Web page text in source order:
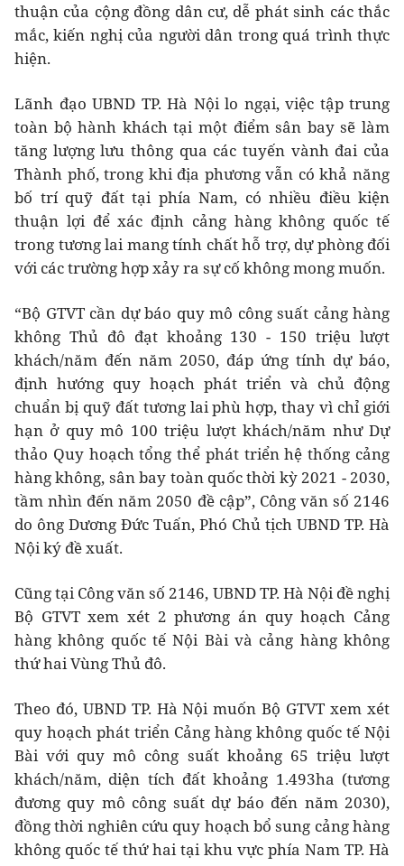
thuận của cộng đồng dân cư, dễ phát sinh các thắc
mắc, kiến nghị của người dân trong quá trình thực
hiện.
Lãnh đạo UBND TP. Hà Nội lo ngại, việc tập trung
toàn bộ hành khách tại một điểm sân bay sẽ làm
tăng lượng lưu thông qua các tuyến vành đai của
Thành phố, trong khi địa phương vẫn có khả năng
bố trí quỹ đất tại phía Nam, có nhiều điều kiện
thuận lợi để xác định cảng hàng không quốc tế
trong tương lai mang tính chất hỗ trợ, dự phòng đối
với các trường hợp xảy ra sự cố không mong muốn.
“Bộ GTVT cần dự báo quy mô công suất cảng hàng
không Thủ đô đạt khoảng 130 - 150 triệu lượt
khách/năm đến năm 2050, đáp ứng tính dự báo,
định hướng quy hoạch phát triển và chủ động
chuẩn bị quỹ đất tương lai phù hợp, thay vì chỉ giới
hạn ở quy mô 100 triệu lượt khách/năm như Dự
thảo Quy hoạch tổng thể phát triển hệ thống cảng
hàng không, sân bay toàn quốc thời kỳ 2021 - 2030,
tầm nhìn đến năm 2050 đề cập”, Công văn số 2146
do ông Dương Đức Tuấn, Phó Chủ tịch UBND TP. Hà
Nội ký đề xuất.
Cũng tại Công văn số 2146, UBND TP. Hà Nội đề nghị
Bộ GTVT xem xét 2 phương án quy hoạch Cảng
hàng không quốc tế Nội Bài và cảng hàng không
thứ hai Vùng Thủ đô.
Theo đó, UBND TP. Hà Nội muốn Bộ GTVT xem xét
quy hoạch phát triển Cảng hàng không quốc tế Nội
Bài với quy mô công suất khoảng 65 triệu lượt
khách/năm, diện tích đất khoảng 1.493ha (tương
đương quy mô công suất dự báo đến năm 2030),
đồng thời nghiên cứu quy hoạch bổ sung cảng hàng
không quốc tế thứ hai tại khu vực phía Nam TP. Hà